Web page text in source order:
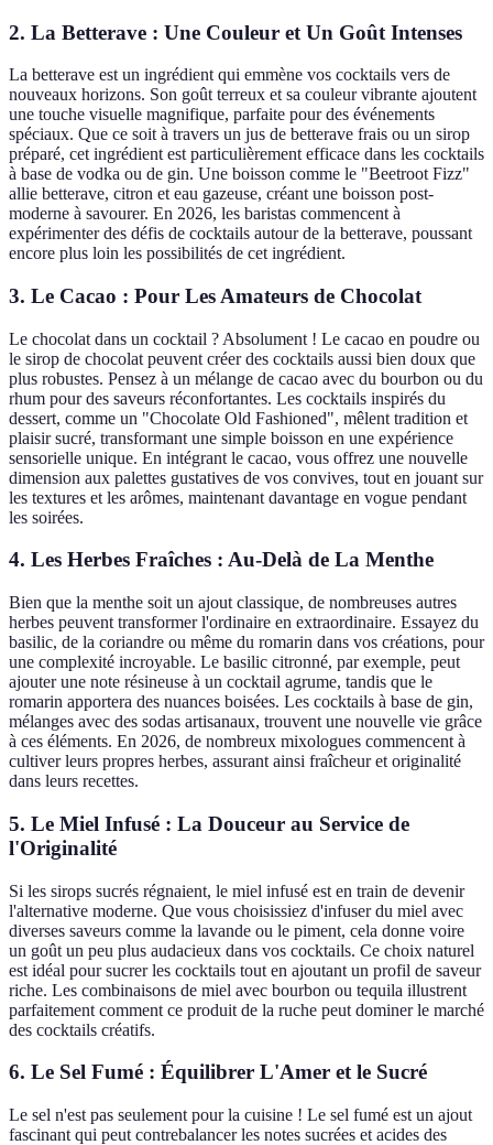
2. La Betterave : Une Couleur et Un Goût Intenses
La betterave est un ingrédient qui emmène vos cocktails vers de
nouveaux horizons. Son goût terreux et sa couleur vibrante ajoutent
une touche visuelle magnifique, parfaite pour des événements
spéciaux. Que ce soit à travers un jus de betterave frais ou un sirop
préparé, cet ingrédient est particulièrement efficace dans les cocktails
à base de vodka ou de gin. Une boisson comme le "Beetroot Fizz"
allie betterave, citron et eau gazeuse, créant une boisson post-
moderne à savourer. En 2026, les baristas commencent à
expérimenter des défis de cocktails autour de la betterave, poussant
encore plus loin les possibilités de cet ingrédient.
3. Le Cacao : Pour Les Amateurs de Chocolat
Le chocolat dans un cocktail ? Absolument ! Le cacao en poudre ou
le sirop de chocolat peuvent créer des cocktails aussi bien doux que
plus robustes. Pensez à un mélange de cacao avec du bourbon ou du
rhum pour des saveurs réconfortantes. Les cocktails inspirés du
dessert, comme un "Chocolate Old Fashioned", mêlent tradition et
plaisir sucré, transformant une simple boisson en une expérience
sensorielle unique. En intégrant le cacao, vous offrez une nouvelle
dimension aux palettes gustatives de vos convives, tout en jouant sur
les textures et les arômes, maintenant davantage en vogue pendant
les soirées.
4. Les Herbes Fraîches : Au-Delà de La Menthe
Bien que la menthe soit un ajout classique, de nombreuses autres
herbes peuvent transformer l'ordinaire en extraordinaire. Essayez du
basilic, de la coriandre ou même du romarin dans vos créations, pour
une complexité incroyable. Le basilic citronné, par exemple, peut
ajouter une note résineuse à un cocktail agrume, tandis que le
romarin apportera des nuances boisées. Les cocktails à base de gin,
mélanges avec des sodas artisanaux, trouvent une nouvelle vie grâce
à ces éléments. En 2026, de nombreux mixologues commencent à
cultiver leurs propres herbes, assurant ainsi fraîcheur et originalité
dans leurs recettes.
5. Le Miel Infusé : La Douceur au Service de
l'Originalité
Si les sirops sucrés régnaient, le miel infusé est en train de devenir
l'alternative moderne. Que vous choisissiez d'infuser du miel avec
diverses saveurs comme la lavande ou le piment, cela donne voire
un goût un peu plus audacieux dans vos cocktails. Ce choix naturel
est idéal pour sucrer les cocktails tout en ajoutant un profil de saveur
riche. Les combinaisons de miel avec bourbon ou tequila illustrent
parfaitement comment ce produit de la ruche peut dominer le marché
des cocktails créatifs.
6. Le Sel Fumé : Équilibrer L'Amer et le Sucré
Le sel n'est pas seulement pour la cuisine ! Le sel fumé est un ajout
fascinant qui peut contrebalancer les notes sucrées et acides des